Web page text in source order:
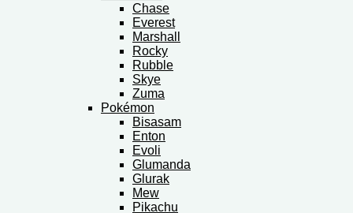
Chase
Everest
Marshall
Rocky
Rubble
Skye
Zuma
Pokémon
Bisasam
Enton
Evoli
Glumanda
Glurak
Mew
Pikachu